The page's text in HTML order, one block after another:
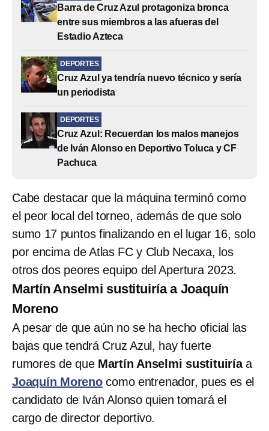
Barra de Cruz Azul protagoniza bronca
entre sus miembros a las afueras del
Estadio Azteca
DEPORTES
Cruz Azul ya tendría nuevo técnico y sería
un periodista
DEPORTES
Cruz Azul: Recuerdan los malos manejos
de Iván Alonso en Deportivo Toluca y CF
Pachuca
Cabe destacar que la máquina terminó como
el peor local del torneo, además de que solo
sumo 17 puntos finalizando en el lugar 16, solo
por encima de Atlas FC y Club Necaxa, los
otros dos peores equipo del Apertura 2023.
Martín Anselmi sustituiría a Joaquín
Moreno
A pesar de que aún no se ha hecho oficial las
bajas que tendrá Cruz Azul, hay fuerte
rumores de que Martín Anselmi sustituiríaa
Joaquín Morenocomo entrenador, pues es el
candidato de Iván Alonso quien tomará el
cargo de director deportivo.